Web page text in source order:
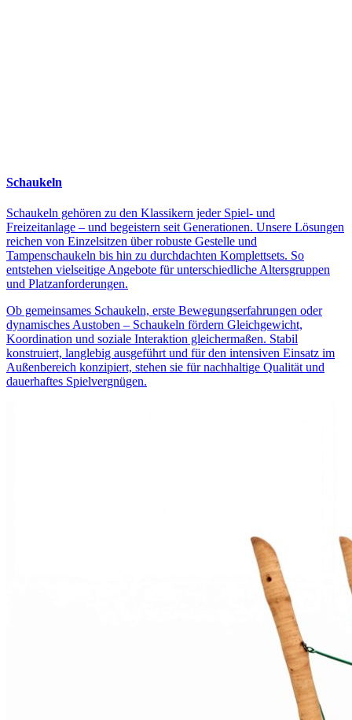
Schaukeln
Schaukeln gehören zu den Klassikern jeder Spiel- und
Freizeitanlage – und begeistern seit Generationen. Unsere Lösungen
reichen von Einzelsitzen über robuste Gestelle und
Tampenschaukeln bis hin zu durchdachten Komplettsets. So
entstehen vielseitige Angebote für unterschiedliche Altersgruppen
und Platzanforderungen.
Ob gemeinsames Schaukeln, erste Bewegungserfahrungen oder
dynamisches Austoben – Schaukeln fördern Gleichgewicht,
Koordination und soziale Interaktion gleichermaßen. Stabil
konstruiert, langlebig ausgeführt und für den intensiven Einsatz im
Außenbereich konzipiert, stehen sie für nachhaltige Qualität und
dauerhaftes Spielvergnügen.